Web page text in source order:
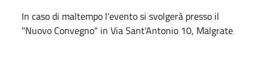
In caso di maltempo l'evento si svolgerà presso il
"Nuovo Convegno" in Via Sant'Antonio 10, Malgrate